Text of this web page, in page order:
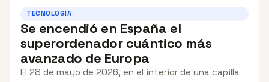
TECNOLOGÍA
Se encendió en España el
superordenador cuántico más
avanzado de Europa
El 28 de mayo de 2026, en el interior de una capilla